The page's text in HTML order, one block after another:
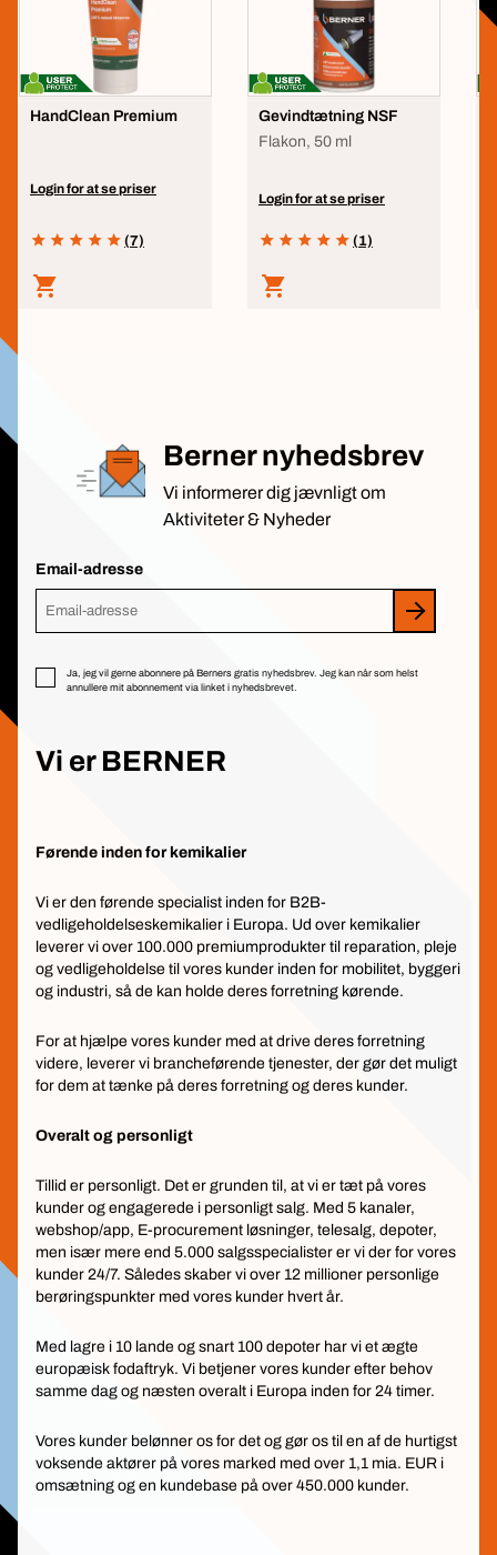
HandClean Premium
Login for at se priser
(7)
Gevindtætning NSF
Flakon, 50 ml
Login for at se priser
(1)
Berner nyhedsbrev
Vi informerer dig jævnligt om
Aktiviteter & Nyheder
Email-adresse
Ja, jeg vil gerne abonnere på Berners gratis nyhedsbrev. Jeg kan når som helst
annullere mit abonnement via linket i nyhedsbrevet.
Vi er BERNER
Førende inden for kemikalier
Vi er den førende specialist inden for B2B-
vedligeholdelseskemikalier i Europa. Ud over kemikalier
leverer vi over 100.000 premiumprodukter til reparation, pleje
og vedligeholdelse til vores kunder inden for mobilitet, byggeri
og industri, så de kan holde deres forretning kørende.
For at hjælpe vores kunder med at drive deres forretning
videre, leverer vi brancheførende tjenester, der gør det muligt
for dem at tænke på deres forretning og deres kunder.
Overalt og personligt
Tillid er personligt. Det er grunden til, at vi er tæt på vores
kunder og engagerede i personligt salg. Med 5 kanaler,
webshop/app, E-procurement løsninger, telesalg, depoter,
men især mere end 5.000 salgsspecialister er vi der for vores
kunder 24/7. Således skaber vi over 12 millioner personlige
berøringspunkter med vores kunder hvert år.
Med lagre i 10 lande og snart 100 depoter har vi et ægte
europæisk fodaftryk. Vi betjener vores kunder efter behov
samme dag og næsten overalt i Europa inden for 24 timer.
Vores kunder belønner os for det og gør os til en af de hurtigst
voksende aktører på vores marked med over 1,1 mia. EUR i
omsætning og en kundebase på over 450.000 kunder.